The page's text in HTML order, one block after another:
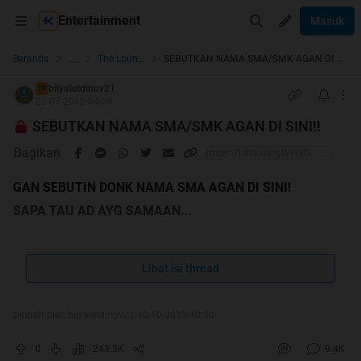
Entertainment Masuk
Beranda ... The Lounge
TS
bilyaletdinov21
SEBUTKAN NAMA SMA/SMK AGAN DI SINI!!
Bagikan
GAN SEBUTIN DONK NAMA SMA AGAN DI SINI!
SAPA TAU AD AYG SAMAAN...
udahhh 2000 orang yang post reply nh thread tp blm ada
yang nimpuk ane cendolLihat isi thread
243.3K 9.4K